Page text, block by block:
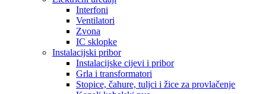
Interfoni
Ventilatori
Zvona
IC sklopke
Instalacijski pribor
Instalacijske cijevi i pribor
Grla i transformatori
Stopice, čahure, tuljci i žice za provlačenje